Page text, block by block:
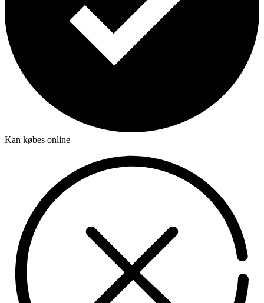
Kan købes online